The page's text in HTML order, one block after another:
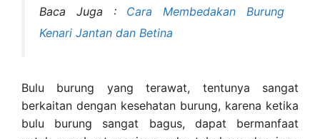
Baca Juga : Cara Membedakan Burung
Kenari Jantan dan Betina
Bulu burung yang terawat, tentunya sangat
berkaitan dengan kesehatan burung, karena ketika
bulu burung sangat bagus, dapat bermanfaat